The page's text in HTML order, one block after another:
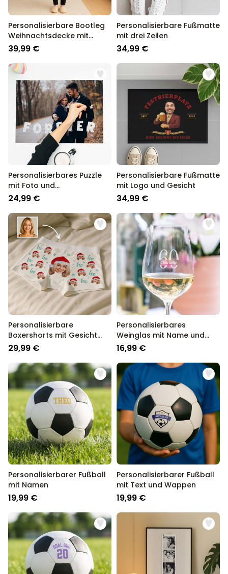
Personalisierbare Bootleg
Weihnachtsdecke mit
Haustier
39,99 €
Personalisierbare Fußmatte
mit drei Zeilen
34,99 €
Personalisierbares Puzzle
mit Foto und
geschwungenem Text
24,99 €
Personalisierbare Fußmatte
mit Logo und Gesicht
34,99 €
Personalisierbare
Boxershorts mit Gesicht
und Weihnachtsmütze
29,99 €
Personalisierbares
Weinglas mit Name und
Jahreszahl
16,99 €
Personalisierbarer Fußball
mit Namen
19,99 €
Personalisierbarer Fußball
mit Text und Wappen
19,99 €